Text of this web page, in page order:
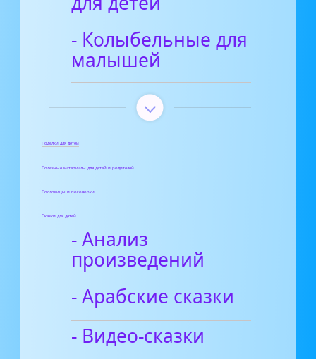
- Колыбельные для
малышей
Поделки для детей
Полезные материалы для детей и родителей
Пословицы и поговорки
Сказки для детей
- Анализ
произведений
- Арабские сказки
- Видео-сказки